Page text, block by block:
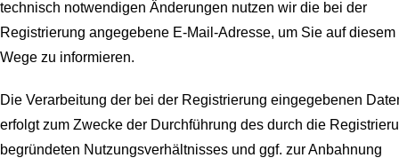
technisch notwendigen Änderungen nutzen wir die bei der
Registrierung angegebene E-Mail-Adresse, um Sie auf diesem
Wege zu informieren.
Die Verarbeitung der bei der Registrierung eingegebenen
erfolgt zum Zwecke der Durchführung des durch die
begründeten Nutzungsverhältnisses und ggf. zur Anbahnung